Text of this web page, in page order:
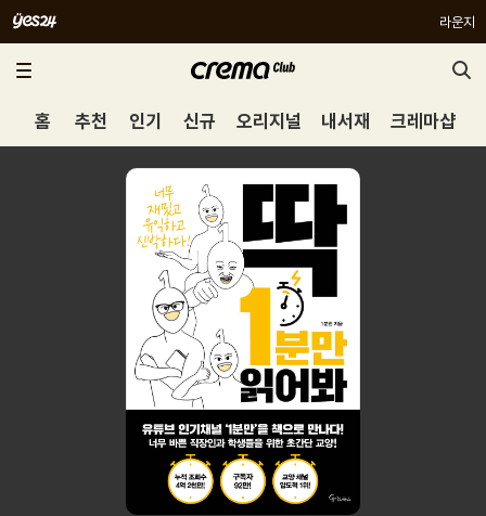
라운지
홈 추천 인기 신규 오리지널 내서재 크레마샵